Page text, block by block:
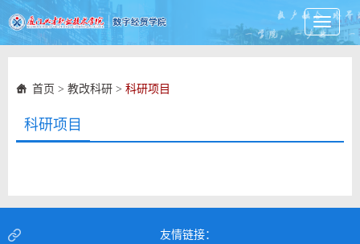
Toggle
首页 > 教改科研 > 科研项目
科研项目
友情链接：